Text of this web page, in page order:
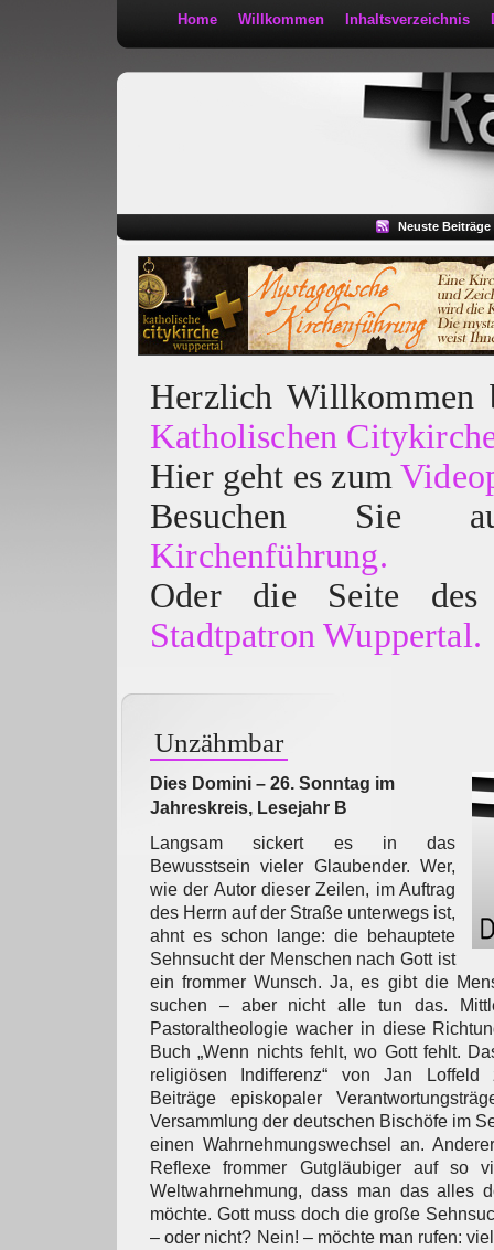
Home Willkommen Inhaltsverzeichnis
Neuste Beiträge
Herzlich
Katholischen
Hier geht es zum
Besuchen
Kirchenführung.
Oder die Seite des
Stadtpatron Wuppertal.
Unzähmbar
Dies Domini – 26. Sonntag im
Jahreskreis, Lesejahr B
Langsam sickert es in das
Bewusstsein vieler Glaubender. Wer,
wie der Autor dieser Zeilen, im Auftrag
des Herrn auf der Straße unterwegs ist,
ahnt es schon lange: die behauptete
Sehnsucht der Menschen nach Gott ist
ein frommer Wunsch. Ja, es gibt die
suchen – aber nicht alle tun das.
Pastoraltheologie wacher in diese
Buch „Wenn nichts fehlt, wo Gott fehlt.
religiösen Indifferenz“ von Jan Loffeld
Beiträge episkopaler
Versammlung der deutschen Bischöfe im
einen Wahrnehmungswechsel an.
Reflexe frommer Gutgläubiger auf so
Weltwahrnehmung, dass man das alles
möchte. Gott muss doch die große
– oder nicht? Nein! – möchte man rufen: